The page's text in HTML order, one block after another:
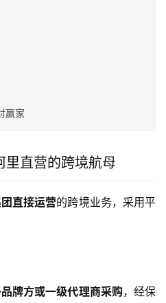
赢家
里直营的跨境航母
直接运营的跨境业务，采用平
牌方或一级代理商采购，经保